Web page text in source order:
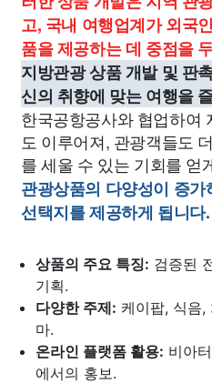
고, 국내 여행업계가 외국
품을 제공하는 데 중점을
지방관광 상품 개발 및 판
신의 취향에 맞는 여행을
한국공항공사와 협업하여
도 이루어져, 관광객들도
를 세울 수 있는 기회를 얻
관광상품의 다양성이 증
선택지를 제공하게 됩니다.
상품의 주요 특징: 검증된
기획.
다양한 주제: 케이팝, 식음,
마.
온라인 플랫폼 활용: 비아
에서의 홍보.